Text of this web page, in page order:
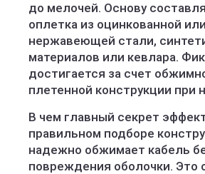
до мелочей. Основу
оплетка из оцинкованной или
нержавеющей стали,
материалов или кевлара.
достигается за счет
плетенной конструкции при
В чем главный секрет
правильном подборе
надежно обжимает кабель
повреждения оболочки. Это